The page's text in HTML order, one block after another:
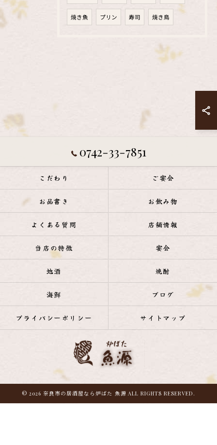
焼き魚 プリン 寿司 焼き鳥
0742-33-7851
こだわり ご宴会
お品書き お飲み物
よくある質問 店舗情報
当店の特徴 宴会
地酒 焼酎
海鮮 ブログ
プライバシーポリシー サイトマップ
© 2026 奈良市の居酒屋なら炉ばた 魚源 ALL RIGHTS RESERVED.